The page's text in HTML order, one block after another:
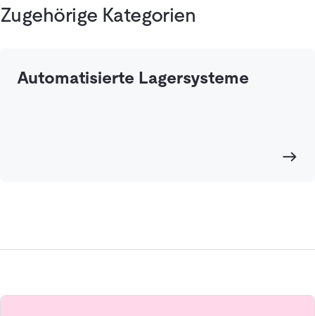
Zugehörige Kategorien
Automatisierte Lagersysteme